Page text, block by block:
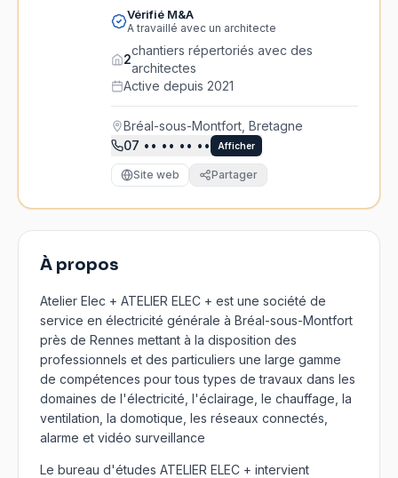
Vérifié M&A
A travaillé avec un architecte
2
chantiers répertoriés avec des
architectes
Active depuis 2021
Bréal-sous-Montfort, Bretagne
07 •• •• •• •• Afficher
Site web Partager
À propos
Atelier Elec + ATELIER ELEC + est une société de
service en électricité générale à Bréal-sous-Montfort
près de Rennes mettant à la disposition des
professionnels et des particuliers une large gamme
de compétences pour tous types de travaux dans les
domaines de l'électricité, l'éclairage, le chauffage, la
ventilation, la domotique, les réseaux connectés,
alarme et vidéo surveillance
Le bureau d'études ATELIER ELEC + intervient